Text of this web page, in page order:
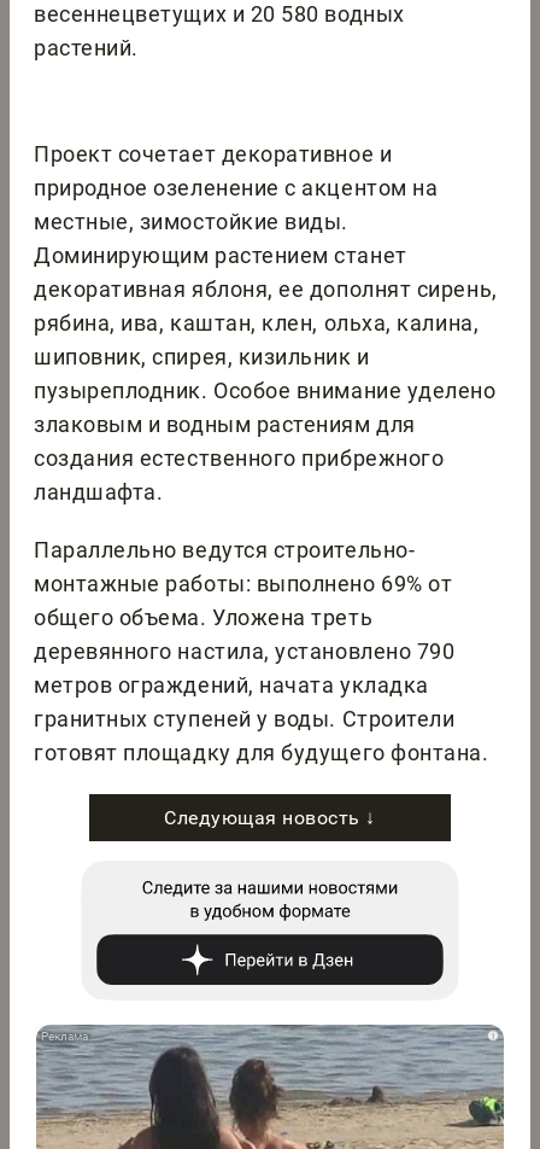
весеннецветущих и 20 580 водных
растений.
Проект сочетает декоративное и
природное озеленение с акцентом на
местные, зимостойкие виды.
Доминирующим растением станет
декоративная яблоня, ее дополнят сирень,
рябина, ива, каштан, клен, ольха, калина,
шиповник, спирея, кизильник и
пузыреплодник. Особое внимание уделено
злаковым и водным растениям для
создания естественного прибрежного
ландшафта.
Параллельно ведутся строительно-
монтажные работы: выполнено 69% от
общего объема. Уложена треть
деревянного настила, установлено 790
метров ограждений, начата укладка
гранитных ступеней у воды. Строители
готовят площадку для будущего фонтана.
Следующая новость ↓
i